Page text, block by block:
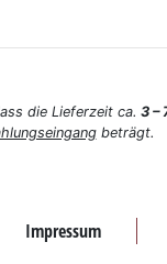
die Lieferzeit ca. 3 –
beträgt.
Impressum